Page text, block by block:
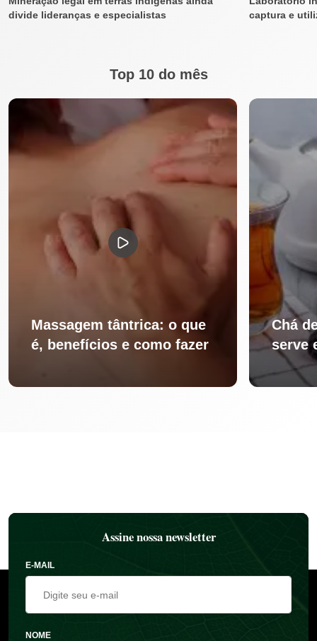
divide lideranças e especialistas
captura e
Top 10 do mês
Massagem tântrica: o que
é, benefícios e como fazer
Chá
serve
Assine nossa newsletter
E-MAIL
NOME